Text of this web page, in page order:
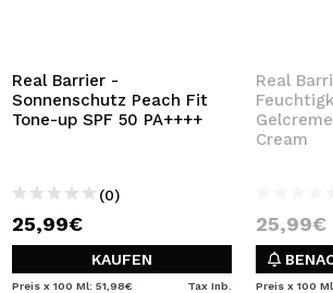
Real Barrier -
Sonnenschutz Peach Fit
Tone-up SPF 50 PA++++
(0)
25,99€
KAUFEN
Preis x 100 Ml: 51,98€ Tax Inb.
Real
Cream
25,99€
Preis x 100